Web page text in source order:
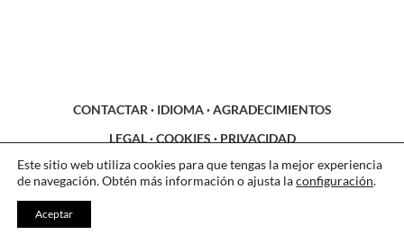
CONTACTAR · IDIOMA·AGRADECIMIENTOS
LEGAL·COOKIES · PRIVACIDAD
Este sitio web utiliza cookies para que tengas la mejor experiencia
de navegación. Obtén más información o ajusta laconfiguración.
Aceptar